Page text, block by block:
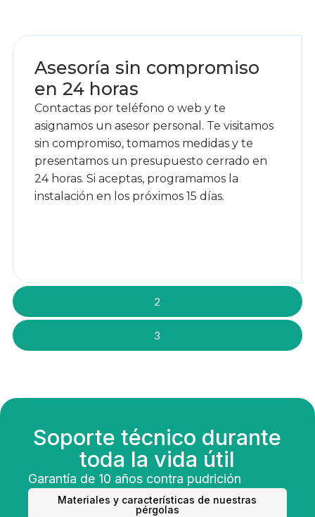
2
3
Asesoría sin compromiso
en 24 horas
Contactas por teléfono o web y te
asignamos un asesor personal. Te visitamos
sin compromiso, tomamos medidas y te
presentamos un presupuesto cerrado en
24 horas. Si aceptas, programamos la
instalación en los próximos 15 días.
Soporte técnico durante
toda la vida útil
Garantía de 10 años contra pudrición
Materiales y características de nuestras
pérgolas